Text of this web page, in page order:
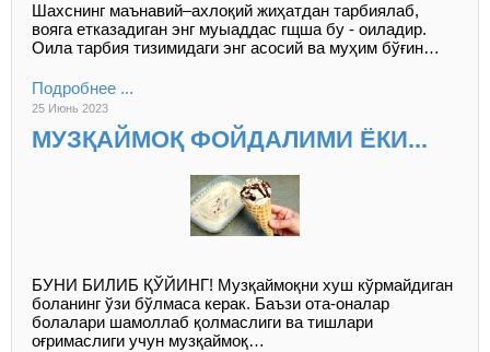
Шахснинг маънавий–ахлоқий жиҳатдан тарбиялаб,
вояга етказадиган энг муыаддас гщша бу - оиладир.
Оила тарбия тизимидаги энг асосий ва муҳим бўғин…
Подробнее ...
25 Июнь 2023
МУЗҚАЙМОҚ ФОЙДАЛИМИ ЁКИ...
БУНИ БИЛИБ ҚЎЙИНГ! Музқаймоқни хуш кўрмайдиган
боланинг ўзи бўлмаса керак. Баъзи ота-оналар
болалари шамоллаб қолмаслиги ва тишлари
оғримаслиги учун музқаймоқ…